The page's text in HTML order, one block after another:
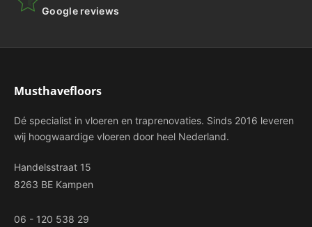
Google reviews
Musthavefloors
Dé specialist in vloeren en traprenovaties. Sinds 2016 leveren
wij hoogwaardige vloeren door heel Nederland.
Handelsstraat 15
8263 BE Kampen
06 - 120 538 29